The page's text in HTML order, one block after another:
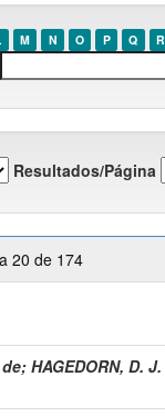
M N O P Q R
Resultados/Página
20 de 174
; HAGEDORN, D. J.